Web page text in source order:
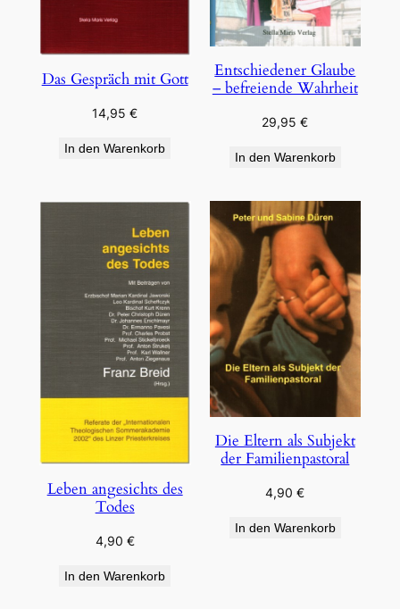
Das Gespräch mit Gott
14,95€
In den Warenkorb
Entschiedener Glaube
– befreiende Wahrheit
29,95€
In den Warenkorb
Leben angesichts des
Todes
4,90 €
In den Warenkorb
Die Eltern als Subjekt
der Familienpastoral
4,90€
In den Warenkorb